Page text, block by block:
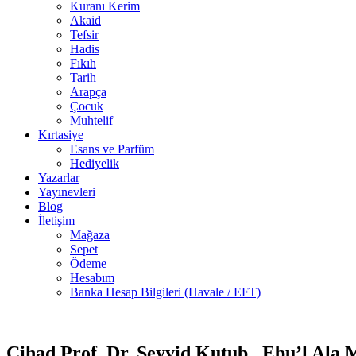
Kuranı Kerim
Akaid
Tefsir
Hadis
Fıkıh
Tarih
Arapça
Çocuk
Muhtelif
Kırtasiye
Esans ve Parfüm
Hediyelik
Yazarlar
Yayınevleri
Blog
İletişim
Mağaza
Sepet
Ödeme
Hesabım
Banka Hesap Bilgileri (Havale / EFT)